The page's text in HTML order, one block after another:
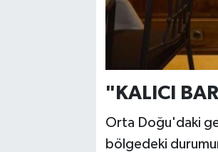
"KALICI
Orta Doğu'daki
bölgedeki